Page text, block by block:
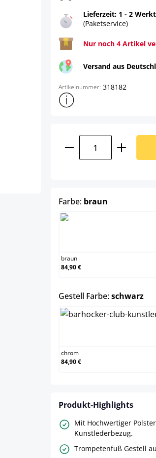
Lieferzeit: 1 - 2
(Paketservice)
Nur noch 4 Artikel
Versand aus
Artikelnummer: 318182
Weitere
Produkt Anzahl:
Farbe: braun
braun
84,90 €
Gestell Farbe:schwarz
chrom
84,90 €
Produkt-Highlights
Mit Hochwertiger
Kunstlederbezug.
Trompetenfuß Gestell